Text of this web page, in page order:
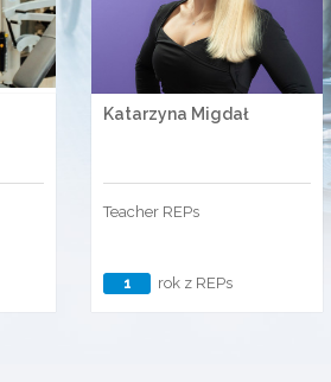
Katarzyna Migdał
Teacher REPs
1 rok z REPs